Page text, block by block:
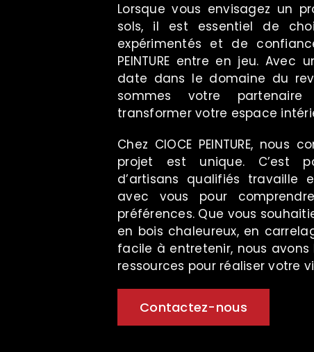
Lorsque vous envisagez un
sols, il est essentiel de
expérimentés et de
PEINTURE entre en jeu. Avec
date dans le domaine du
sommes votre
transformer votre espace
Chez CIOCE PEINTURE, nous
projet est unique. C’est
d’artisans qualifiés travaille
avec vous pour
préférences. Que vous
en bois chaleureux, en
facile à entretenir, nous
ressources pour réaliser votre
Contactez-nous